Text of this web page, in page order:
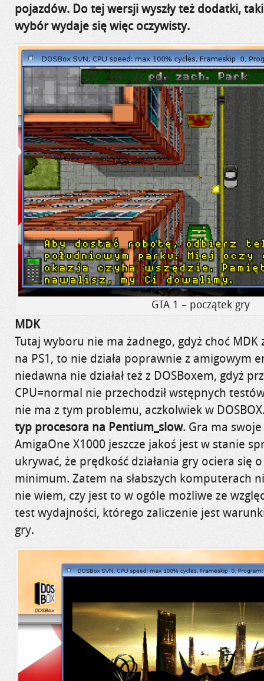
pojazdów. Do tej wersji wyszły też dodatki,
wybór wydaje się więc oczywisty.
GTA 1 – początek gry
MDK
Tutaj wyboru nie ma żadnego, gdyż choć MDK
na PS1, to nie działa poprawnie z amigowym
niedawna nie działał też z DOSBoxem, gdyż
CPU=normal nie przechodził wstępnych
nie ma z tym problemu, aczkolwiek w
typ procesora na Pentium_slow. Gra ma
AmigaOne X1000 jeszcze jakoś jest w stanie
ukrywać, że prędkość działania gry ociera się
minimum. Zatem na słabszych komputerach
nie wiem, czy jest to w ogóle możliwe ze
test wydajności, którego zaliczenie jest
gry.